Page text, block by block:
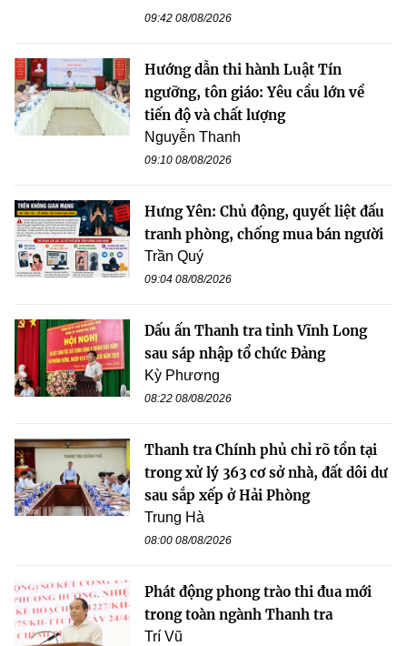
09:42 08/08/2026
Hướng dẫn thi hành Luật Tín
ngưỡng, tôn giáo: Yêu cầu lớn về
tiến độ và chất lượng
Nguyễn Thanh
09:10 08/08/2026
Hưng Yên: Chủ động, quyết liệt đấu
tranh phòng, chống mua bán người
Trần Quý
09:04 08/08/2026
Dấu ấn Thanh tra tỉnh Vĩnh Long
sau sáp nhập tổ chức Đảng
Kỳ Phương
08:22 08/08/2026
Thanh tra Chính phủ chỉ rõ tồn tại
trong xử lý 363 cơ sở nhà, đất dôi dư
sau sắp xếp ở Hải Phòng
Trung Hà
08:00 08/08/2026
Phát động phong trào thi đua mới
trong toàn ngành Thanh tra
Trí Vũ